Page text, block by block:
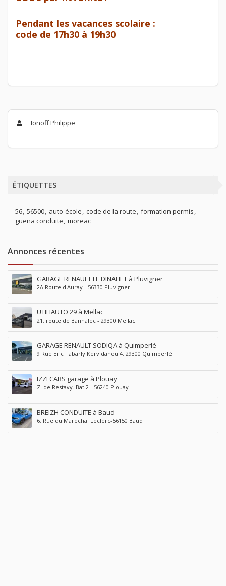
Pendant les vacances scolaire :
code de 17h30 à 19h30
Ionoff Philippe
ÉTIQUETTES
56 56500 auto-école code de la route formation permis
guena conduite moreac
Annonces récentes
GARAGE RENAULT LE DINAHET à Pluvigner
2A Route d'Auray - 56330 Pluvigner
UTILIAUTO 29 à Mellac
21, route de Bannalec - 29300 Mellac
GARAGE RENAULT SODIQA à Quimperlé
9 Rue Eric Tabarly Kervidanou 4, 29300 Quimperlé
IZZI CARS garage à Plouay
ZI de Restavy. Bat 2 - 56240 Plouay
BREIZH CONDUITE à Baud
6, Rue du Maréchal Leclerc-56150 Baud